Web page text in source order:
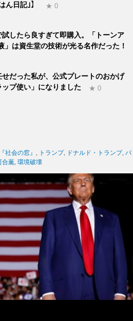
ん日記｣】 ★ 0
試したら良すぎて即購入。「トーンア
」は資生堂の技術が光る名作だった！
せだった私が、公式プレートのおかげ
プ使い」になりました
★ 0
社会の窓』 トランプ, ドナルド・トランプ, パ
合薫 環境破壊